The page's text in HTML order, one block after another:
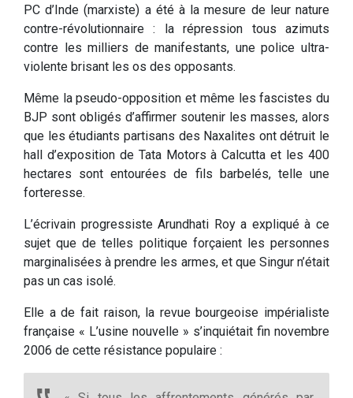
PC d’Inde (marxiste) a été à la mesure de leur nature
contre-révolutionnaire : la répression tous azimuts
contre les milliers de manifestants, une police ultra-
violente brisant les os des opposants.
Même la pseudo-opposition et même les fascistes du
BJP sont obligés d’affirmer soutenir les masses, alors
que les étudiants partisans des Naxalites ont détruit le
hall d’exposition de Tata Motors à Calcutta et les 400
hectares sont entourées de fils barbelés, telle une
forteresse.
L’écrivain progressiste Arundhati Roy a expliqué à ce
sujet que de telles politique forçaient les personnes
marginalisées à prendre les armes, et que Singur n’était
pas un cas isolé.
Elle a de fait raison, la revue bourgeoise impérialiste
française « L’usine nouvelle » s’inquiétait fin novembre
2006 de cette résistance populaire :